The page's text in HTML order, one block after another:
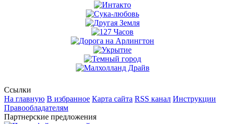
Ссылки
На главную В избранное Карта сайта RSS канал Инструкции
Правообладателям
Партнерские предложения